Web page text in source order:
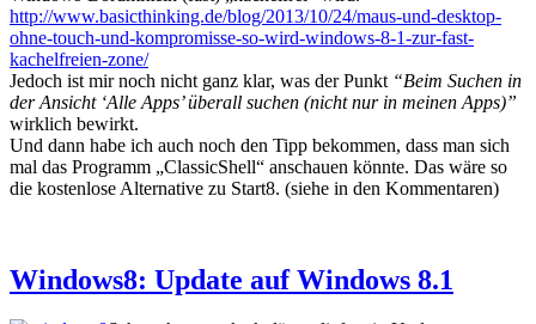
http://www.basicthinking.de/blog/2013/10/24/maus-und-desktop-
ohne-touch-und-kompromisse-so-wird-windows-8-1-zur-fast-
kachelfreien-zone/
Jedoch ist mir noch nicht ganz klar, was der Punkt “Beim Suchen in
der Ansicht ‘Alle Apps’ überall suchen (nicht nur in meinen Apps)”
wirklich bewirkt.
Und dann habe ich auch noch den Tipp bekommen, dass man sich
mal das Programm „ClassicShell“ anschauen könnte. Das wäre so
die kostenlose Alternative zu Start8. (siehe in den Kommentaren)
Windows8: Update auf Windows 8.1